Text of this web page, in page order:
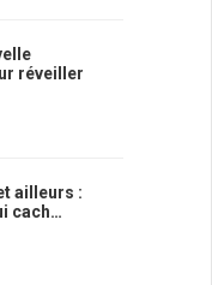
réveiller
ailleurs :
cach…